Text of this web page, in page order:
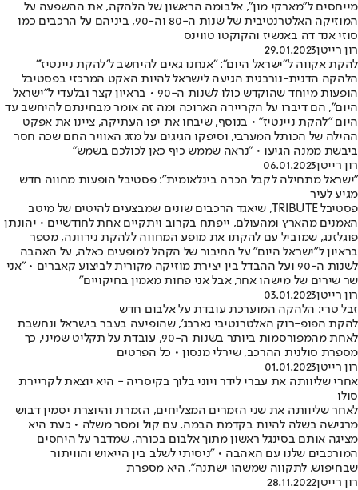
מייחסים ל"מארקי מון", אלבומה הראשון של הלהקה, את ההשפעה על
המוזיקה האלטרנטיבית של שנות ה-80 וה-90, ביניהם על הרכבים כמו
סוזי אנד דה באנשיז והקוקטו טווינס
רון רייטן29.01.2023
להקת אקווה ל"ישראל היום": "אנחנו גאים להיחשב ל'להקת ניינטיז'"
הלהקה הדנית-נורבגית הגיעה לישראל להיות האקט המרכזי בפסטיבל
הופעות מיוחד שהוקדש כולו לשנות ה-90 • בראיון קצר ובלעדי ל"ישראל
היום", הם דיברו על הקריירה הארוכה ומה זה אומר מבחינתם להיחשב עד
היום "להקת ניינטיז" • בנוסף, שיבחו את יפו העתיקה, ציינו את אפקט
ההילה של הכותל המערבי, וסיפקו הגיגים על מזג האוויר החם שכה חסר
ביבשת ממנה הגיעו • "נראה שממש כיף כאן לכולכם בשמש"
רון רייטן06.01.2023
"ישראל מתחילה לקבל הכרה בינלאומית": פסטיבל הופעות מחווה חדש
מגיע לעיר
פסטיבל TRIBUTE, שיאגד הרכבים שונים שמבצעים להיטים של מיטב
האמנים מהארץ ומהעולם, ייפתח בקרוב ויתקיים אחת לחודשיים • יהונתן
פוגלזנג, שמוביל עם להקתו את מופע המחווה ללהקת נירוונה, מספר
בראיון ל"ישראל היום" על החיבור של הקהל למופעים כאלה, על האהבה
לשנות ה-90 ועל ההבדל בין יצירת מוזיקה מקורית לביצוע קאברים • "אני
שר שירים של מישהו אחר, אבל אני פחות מאמין בחיקויים"
רון רייטן03.01.2023
זבל טרי: הלהקה המוערכת עובדת על אלבום חדש
להקת הפופ-רוק האלטרנטיבי גארבג', שהופיעה בעבר בישראל ונחשבת
לאחת מהמפורסמות ביותר בשנות ה-90, עובדת על תקליט שמיני, כך
מספרת סולנית ההרכב, שירלי מנסון • כל הפרטים
רון רייטן01.01.2023
אחרי שליוותה את עברי לידר ויוני בלוך בקיסריה - היא יוצאת לקריירת
סולו
לאחר שליוותה את שני הזמרים המצליחים, הזמרת והיוצרת יסמין דבוש
מרגישה בשלה להיות בקדמת הבמה, עם קול ומסר משלה • כעת היא
מציגה אותם בסינגל ראשון מתוך אלבום בכורה, שמדבר על היחסים
המורכבים שלנו עם האהבה • "ניסיתי לשלב בין הייאוש והוויתור
שבחיפוש, לתקווה שמשהו ישתנה", היא מספרת
רון רייטן28.11.2022